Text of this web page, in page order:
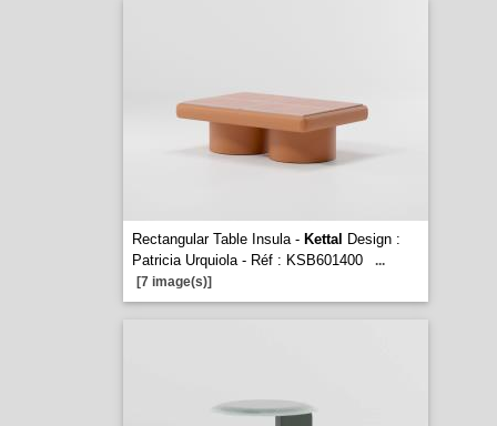
Rectangular Table Insula - Kettal Design :
Patricia Urquiola - Réf : KSB601400
...
[7 image(s)]